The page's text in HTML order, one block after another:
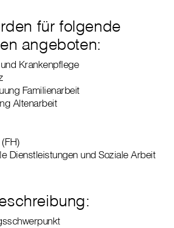
für folgende
angeboten:
Krankenpflege
Familienarbeit
Altenarbeit
Dienstleistungen und Soziale Arbeit